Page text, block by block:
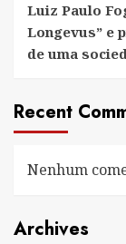
Luiz Paulo
Longevus” e
de uma
Recent
Nenhum
Archives